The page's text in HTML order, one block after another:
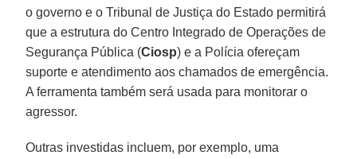
o governo e o Tribunal de Justiça do Estado permitirá
que a estrutura do Centro Integrado de Operações de
Segurança Pública (Ciosp) e a Polícia ofereçam
suporte e atendimento aos chamados de emergência.
A ferramenta também será usada para monitorar o
agressor.
Outras investidas incluem, por exemplo, uma